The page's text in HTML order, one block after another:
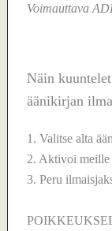
Voimauttava
Näin
äänikirjan
1. Valitse alta
2. Aktivoi meille
3. Peru